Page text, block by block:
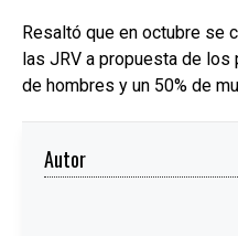
Resaltó que en octubre se
las JRV a propuesta de
de hombres y un 50% de
Autor